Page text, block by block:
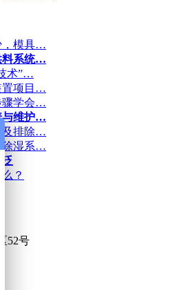
，模具…
料系统…
术”…
置项目…
骤学会…
与维护…
及排除…
除湿系…
？
52号